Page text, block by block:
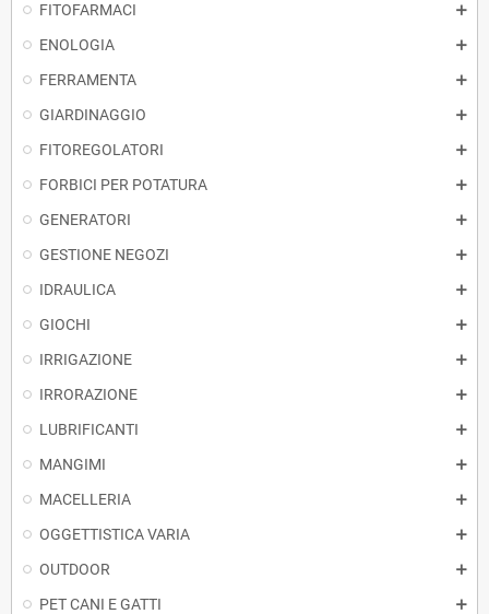
FITOFARMACI
ENOLOGIA
FERRAMENTA
GIARDINAGGIO
FITOREGOLATORI
FORBICI PER POTATURA
GENERATORI
GESTIONE NEGOZI
IDRAULICA
GIOCHI
IRRIGAZIONE
IRRORAZIONE
LUBRIFICANTI
MANGIMI
MACELLERIA
OGGETTISTICA VARIA
OUTDOOR
PET CANI E GATTI